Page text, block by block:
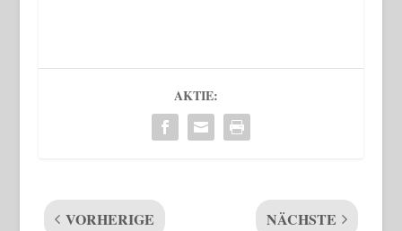
AKTIE:
VORHERIGE NÄCHSTE